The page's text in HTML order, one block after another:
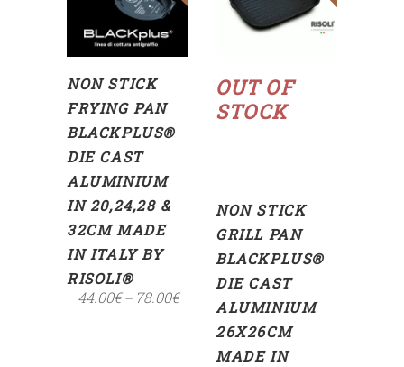
OPTIONS
NON STICK
FRYING PAN
BLACKPLUS®
DIE CAST
ALUMINIUM
IN 20,24,28 &
32CM MADE
IN ITALY BY
RISOLI®
44.00€– 78.00€
OUT OF
STOCK
NON STICK
GRILL PAN
BLACKPLUS®
DIE CAST
ALUMINIUM
26X26CM
MADE IN